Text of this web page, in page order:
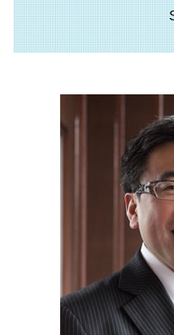
合同 会社 資本金
補助金 とは
地域雇用開発助成金
事業 承継 とは
資本 参加
株式 譲渡 とは
公開 買い付け とは
相続 範囲
代襲 相続 とは
単純承認 とは
代償 分割 とは
相続税 国税庁
相続税 計算 土地
認定支援機関 静岡県
経営革新等支援機関
認定支援機関 神奈
遺言書 埼玉県 税理士
遺言書 川崎市 相談
経営革新等支援機関
事業承継 相模原市
事業承継 神奈川県
資金調達 横浜市 税
遺言書 横浜市 相談